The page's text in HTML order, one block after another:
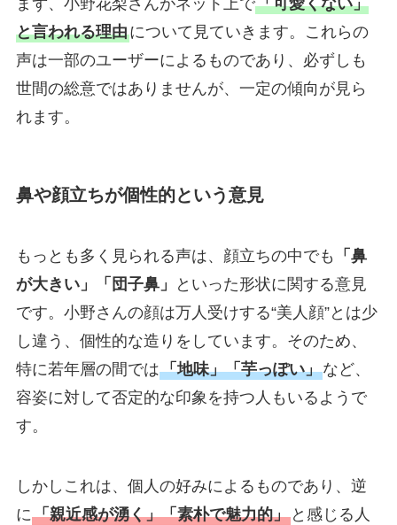
と言われる理由について見ていきます。これらの
声は一部のユーザーによるものであり、必ずしも
世間の総意ではありませんが、一定の傾向が見ら
れます。
鼻や顔立ちが個性的という意見
もっとも多く見られる声は、顔立ちの中でも
「鼻
が大きい」「団子鼻」
といった形状に関する意見
です。小野さんの顔は万人受けする“美人顔”とは少
し違う、個性的な造りをしています。そのため、
特に若年層の間では「地味」「芋っぽい」など、
容姿に対して否定的な印象を持つ人もいるようで
す。
しかしこれは、個人の好みによるものであり、逆
に「親近感が湧く」「素朴で魅力的」と感じる人